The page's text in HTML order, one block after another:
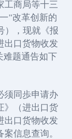
工商局等十三
”改革创新的
），现就《报
出口货物收发
难题通告如下
须同歩申请办
》（进出口货
出口货物收发
信息查询。